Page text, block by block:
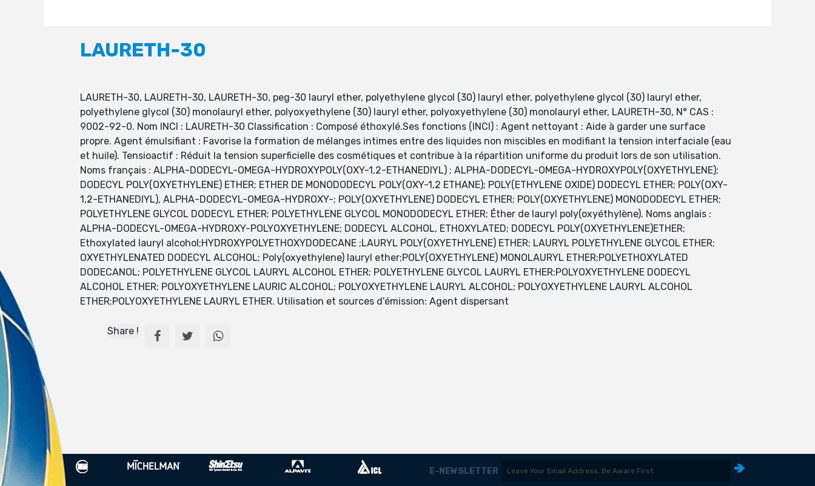
LAURETH-30
LAURETH-30, LAURETH-30, LAURETH-30, peg-30 lauryl ether, polyethylene glycol (30) lauryl ether, polyethylene glycol (30) lauryl ether,
polyethylene glycol (30) monolauryl ether, polyoxyethylene (30) lauryl ether, polyoxyethylene (30) monolauryl ether, LAURETH-30, N° CAS :
9002-92-0. Nom INCI : LAURETH-30 Classification : Composé éthoxylé.Ses fonctions (INCI) : Agent nettoyant : Aide à garder une surface
propre. Agent émulsifiant : Favorise la formation de mélanges intimes entre des liquides non miscibles en modifiant la tension interfaciale (eau
et huile). Tensioactif : Réduit la tension superficielle des cosmétiques et contribue à la répartition uniforme du produit lors de son utilisation.
Noms français : ALPHA-DODECYL-OMEGA-HYDROXYPOLY(OXY-1,2-ETHANEDIYL) ; ALPHA-DODECYL-OMEGA-HYDROXYPOLY(OXYETHYLENE);
DODECYL POLY(OXYETHYLENE) ETHER; ETHER DE MONODODECYL POLY(OXY-1,2 ETHANE); POLY(ETHYLENE OXIDE) DODECYL ETHER; POLY(OXY-
1,2-ETHANEDIYL), ALPHA-DODECYL-OMEGA-HYDROXY-; POLY(OXYETHYLENE) DODECYL ETHER; POLY(OXYETHYLENE) MONODODECYL ETHER;
POLYETHYLENE GLYCOL DODECYL ETHER; POLYETHYLENE GLYCOL MONODODECYL ETHER; Éther de lauryl poly(oxyéthylène). Noms anglais :
ALPHA-DODECYL-OMEGA-HYDROXY-POLYOXYETHYLENE; DODECYL ALCOHOL, ETHOXYLATED; DODECYL POLY(OXYETHYLENE)ETHER;
Ethoxylated lauryl alcohol;HYDROXYPOLYETHOXYDODECANE ;LAURYL POLY(OXYETHYLENE) ETHER; LAURYL POLYETHYLENE GLYCOL ETHER;
OXYETHYLENATED DODECYL ALCOHOL; Poly(oxyethylene) lauryl ether;POLY(OXYETHYLENE) MONOLAURYL ETHER;POLYETHOXYLATED
DODECANOL; POLYETHYLENE GLYCOL LAURYL ALCOHOL ETHER; POLYETHYLENE GLYCOL LAURYL ETHER;POLYOXYETHYLENE DODECYL
ALCOHOL ETHER; POLYOXYETHYLENE LAURIC ALCOHOL; POLYOXYETHYLENE LAURYL ALCOHOL; POLYOXYETHYLENE LAURYL ALCOHOL
ETHER;POLYOXYETHYLENE LAURYL ETHER. Utilisation et sources d'émission: Agent dispersant
Share !
E-NEWSLETTER